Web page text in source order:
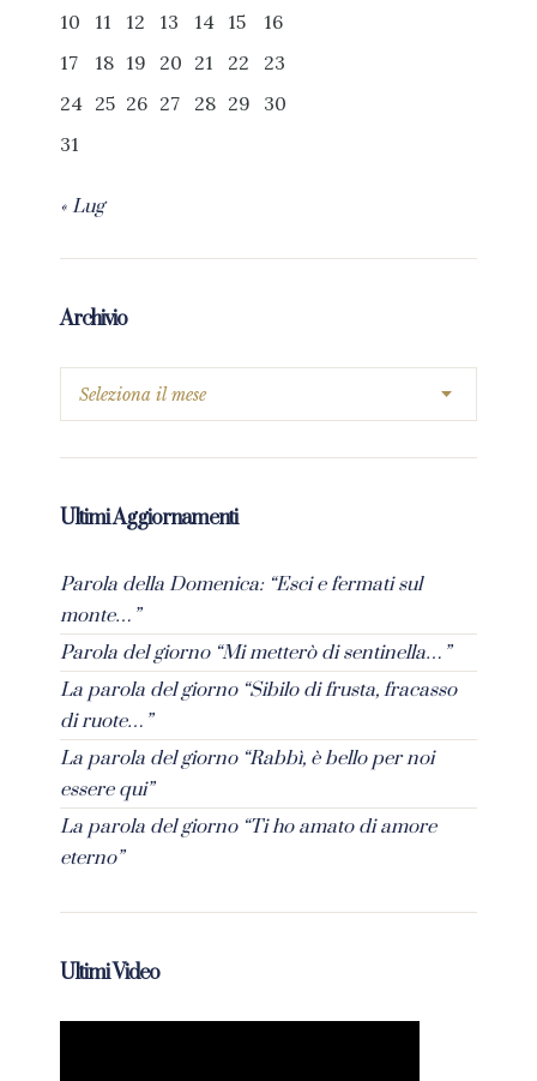
10
11 12 13 14 15
16
17
18 19 20 21 22
23
24 25 26 27 28 29
30
31
« Lug
Archivio
Ultimi Aggiornamenti
Parola della Domenica: “Esci e fermati sul
monte…”
Parola del giorno “Mi metterò di sentinella…”
La parola del giorno “Sibilo di frusta, fracasso
di ruote…”
La parola del giorno “Rabbì, è bello per noi
essere qui”
La parola del giorno “Ti ho amato di amore
eterno”
Ultimi Video